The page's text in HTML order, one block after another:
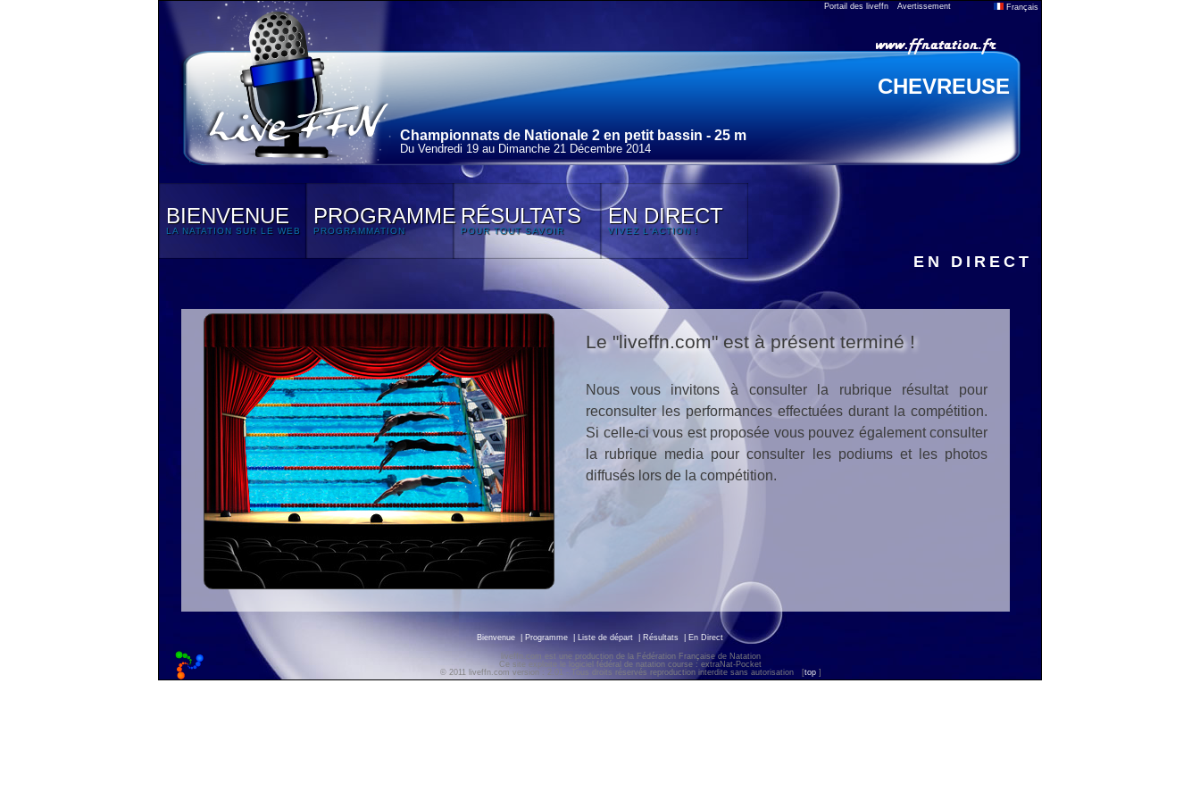
Portail des liveffn Avertissement Français
CHEVREUSE
Championnats de Nationale 2 en petit bassin - 25 m
Du Vendredi 19 au Dimanche 21 Décembre 2014
BIENVENUE
LA NATATION SUR LE WEB
PROGRAMME
PROGRAMMATION
RÉSULTATS
POUR TOUT SAVOIR
EN DIRECT
VIVEZ L'ACTION !
EN DIRECT
Le "liveffn.com" est à présent terminé !
Nous vous invitons à consulter la rubrique résultat pour
reconsulter les performances effectuées durant la compétition.
Si celle-ci vous est proposée vous pouvez également consulter
la rubrique media pour consulter les podiums et les photos
diffusés lors de la compétition.
Bienvenue Programme Liste de départ Résultats En Direct
liveffn.com est une production de la Fédération Française de Natation
Ce site exploite le logiciel fédéral de natation course : extraNat-Pocket
© 2011 liveffn.com version : 2.01 - Tous droits réservés reproduction interdite sans autorisation
[top ]